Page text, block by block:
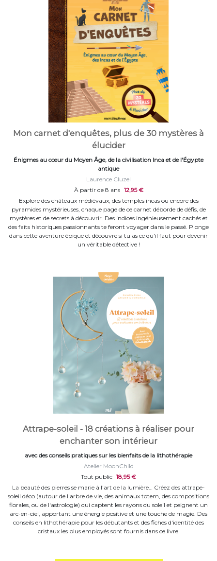
Mon carnet d'enquêtes, plus de 30 mystères à
élucider
Énigmes au cœur du Moyen Âge, de la civilisation Inca et de l'Égypte
antique
Laurence Cluzel
À partir de 8 ans 12,95 €
Explore des châteaux médiévaux, des temples incas ou encore des
pyramides mystérieuses, chaque page de ce carnet déborde de défis, de
mystères et de secrets à découvrir. Des indices ingénieusement cachés et
des faits historiques passionnants te feront voyager dans le passé. Plonge
dans cette aventure épique et découvre si tu as ce qu'il faut pour devenir
un véritable détective !
Attrape-soleil - 18 créations à réaliser pour
enchanter son intérieur
avec des conseils pratiques sur les bienfaits de la lithothérapie
Atelier MoonChild
Tout public 18,95 €
La beauté des pierres se marie à l'art de la lumière… Créez des attrape-
soleil déco (autour de l'arbre de vie, des animaux totem, des compositions
florales, ou de l'astrologie) qui captent les rayons du soleil et peignent un
arc-en-ciel, apportant une énergie positive et une touche de magie. Des
conseils en lithothérapie pour les débutants et des fiches d'identité des
cristaux les plus employés sont fournis dans ce livre.